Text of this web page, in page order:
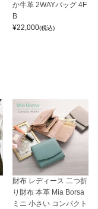
か牛革 2WAYバッグ 4F
B
¥22,000(税込)
財布 レディース 二つ折
り財布 本革 Mia Borsa
ミニ 小さい コンパクト